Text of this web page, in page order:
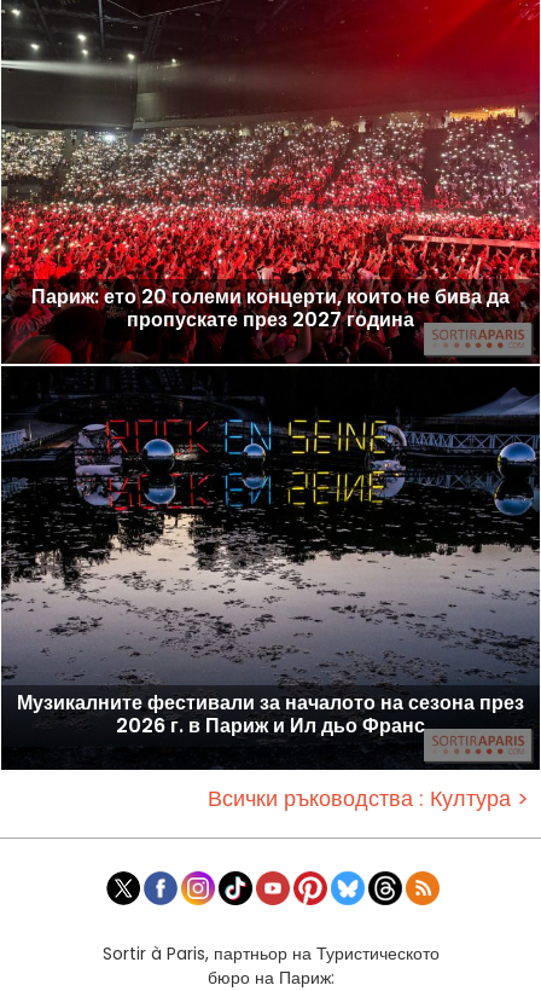
Париж: ето 20 големи концерти, които не бива да
пропускате през 2027 година
Музикалните фестивали за началото на сезона през
2026 г. в Париж и Ил дьо Франс
Всички ръководства : Култура >
Sortir à Paris, партньор на Туристическото
бюро на Париж: